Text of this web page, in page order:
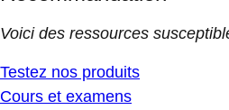
Voici des ressources
Testez nos produits
Cours et examens